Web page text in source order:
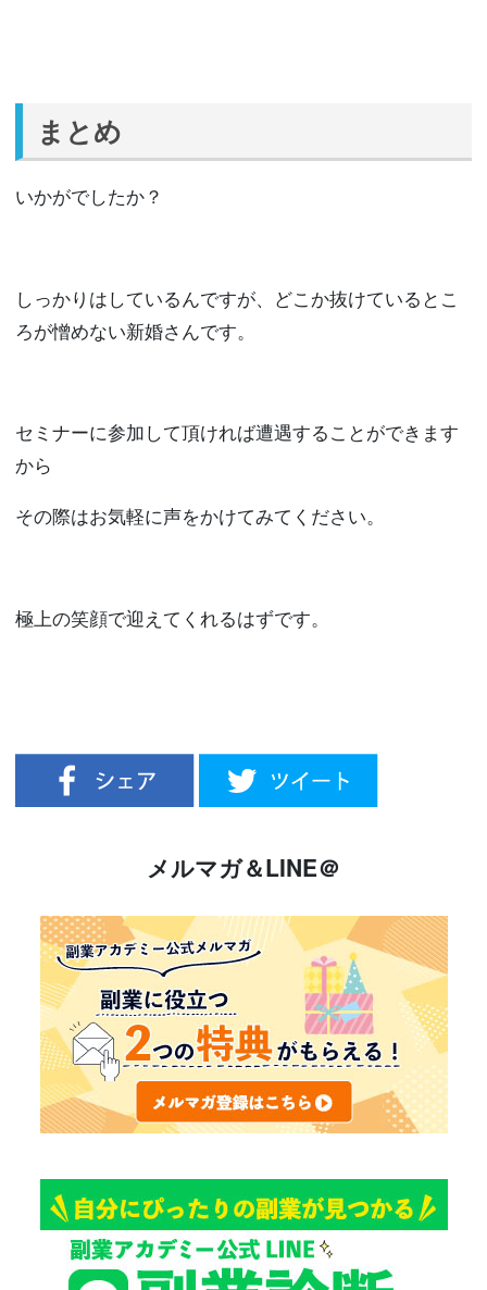
まとめ
いかがでしたか？
しっかりはしているんですが、どこか抜けているとこ
ろが憎めない新婚さんです。
セミナーに参加して頂ければ遭遇することができます
から
その際はお気軽に声をかけてみてください。
極上の笑顔で迎えてくれるはずです。
メルマガ＆LINE＠